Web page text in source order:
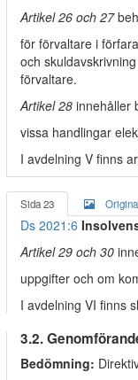
Artikel 26 och 27
för förvaltare i
och
förvaltare.
Artikel 28 innehåller
vissa handlingar
I avdelning V finns
Sida 23
Ds 2021:6
Artikel 29 och 30
uppgifter och om
I avdelning VI finns
3.2.
Bedömning: